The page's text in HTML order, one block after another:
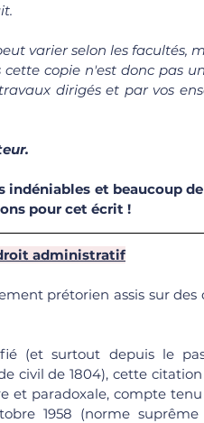
varier selon les facultés,
copie n'est donc pas
dirigés et par vos
indéniables et beaucoup
pour cet écrit !
administratif
prétorien assis sur des
(et surtout depuis le
civil de 1804), cette
et paradoxale, compte
1958 (norme